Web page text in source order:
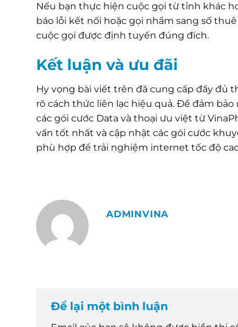
Nếu bạn thực hiện cuộc gọi từ tỉnh khác
báo lỗi kết nối hoặc gọi nhầm sang số
cuộc gọi được định tuyến đúng đích.
Kết luận và ưu đãi
Hy vọng bài viết trên đã cung cấp đầy đủ
rõ cách thức liên lạc hiệu quả. Để đảm
các gói cước Data và thoại ưu việt từ
vấn tốt nhất và cập nhật các gói cước
phù hợp để trải nghiệm internet tốc độ
ADMINVINA
Để lại một bình luận